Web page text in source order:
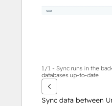
1/1 - Sync runs in the
databases up-to-date
Sync data between